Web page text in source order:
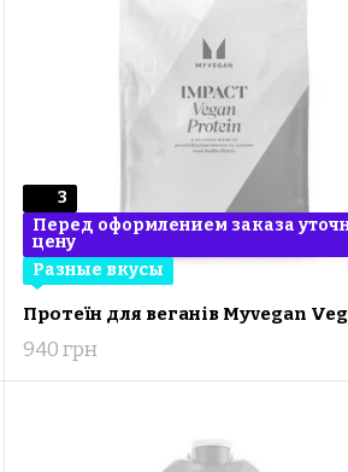
3
Перед оформлением заказа
цену
Разные вкусы
940 грн